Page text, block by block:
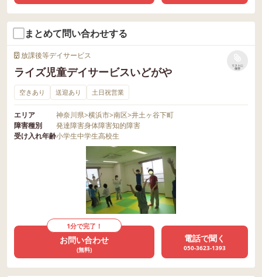
まとめて問い合わせする
放課後等デイサービス
ライズ児童デイサービスいどがや
リストに
保存
空きあり 送迎あり 土日祝営業
エリア 神奈川県>横浜市>南区>井土ヶ谷下町
障害種別
発達障害身体障害知的障害
受け入れ年齢小学生中学生高校生
1分で完了！
お問い合わせ
(無料)
電話で聞く
050-3623-1393